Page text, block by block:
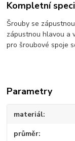
Kompletní
Šrouby se
zápustnou hlavou a
pro šroubové spoje
Parametry
materiál
průměr